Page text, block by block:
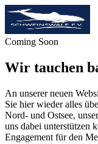
Coming Soon
Wir tauchen
An unserer neuen
Sie hier wieder alles
Nord- und Ostsee,
uns dabei
Engagement für den